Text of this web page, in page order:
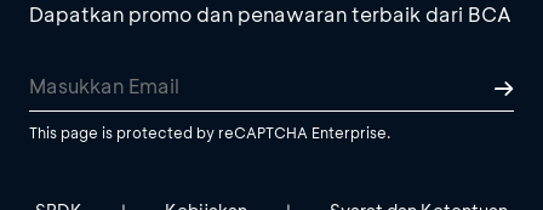
Dapatkan promo dan penawaran terbaik dari BCA
This page is protected by reCAPTCHA Enterprise.